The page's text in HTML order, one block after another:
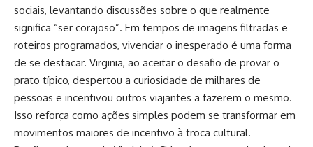
sociais, levantando discussões sobre o que realmente
significa “ser corajoso”. Em tempos de imagens filtradas e
roteiros programados, vivenciar o inesperado é uma forma
de se destacar. Virginia, ao aceitar o desafio de provar o
prato típico, despertou a curiosidade de milhares de
pessoas e incentivou outros viajantes a fazerem o mesmo.
Isso reforça como ações simples podem se transformar em
movimentos maiores de incentivo à troca cultural.